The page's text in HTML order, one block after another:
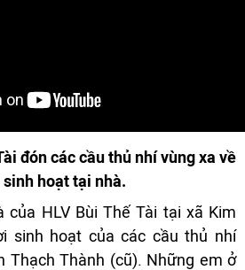
đón các cầu thủ nhí vùng xa về
sinh hoạt tại nhà.
của HLV Bùi Thế Tài tại xã Kim
sinh hoạt của các cầu thủ nhí
Thạch Thành (cũ). Những em ở